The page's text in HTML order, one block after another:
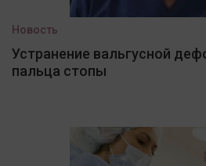
Новость
Устранение вальгусной
пальца стопы